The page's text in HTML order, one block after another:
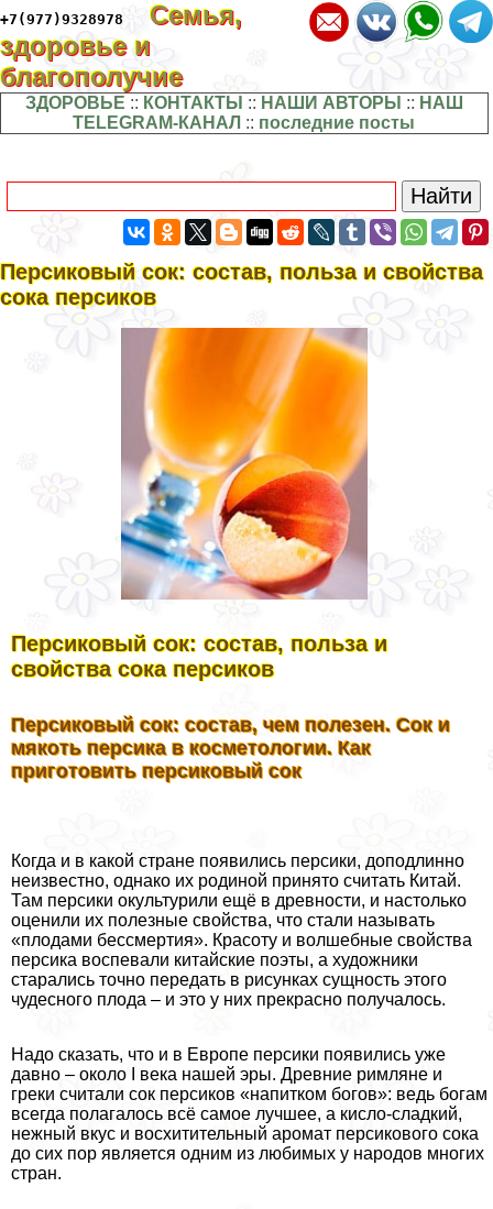
+7(977)9328978
Семья,
здоровье и
благополучие
ЗДОРОВЬЕ :: КОНТАКТЫ :: НАШИ АВТОРЫ :: НАШ
TELEGRAM-КАНАЛ :: последние посты
Персиковый сок: состав, польза и свойства
сока персиков
Персиковый сок: состав, польза и
свойства сока персиков
Персиковый сок: состав, чем полезен. Сок и
мякоть персика в косметологии. Как
приготовить персиковый сок
Когда и в какой стране появились персики, доподлинно
неизвестно, однако их родиной принято считать Китай.
Там персики окультурили ещё в древности, и настолько
оценили их полезные свойства, что стали называть
«плодами бесcмepтия». Красоту и волшебные свойства
персика воспевали китайские поэты, а художники
старались точно передать в рисунках сущность этого
чудесного плода – и это у них прекрасно получалось.
Надо сказать, что и в Европе персики появились уже
давно – около I века нашей эры. Древние римляне и
греки считали сок персиков «напитком богов»: ведь богам
всегда полагалось всё самое лучшее, а кисло-сладкий,
нежный вкус и восхитительный аромат персикового сока
до сих пор является одним из любимых у народов многих
стран.